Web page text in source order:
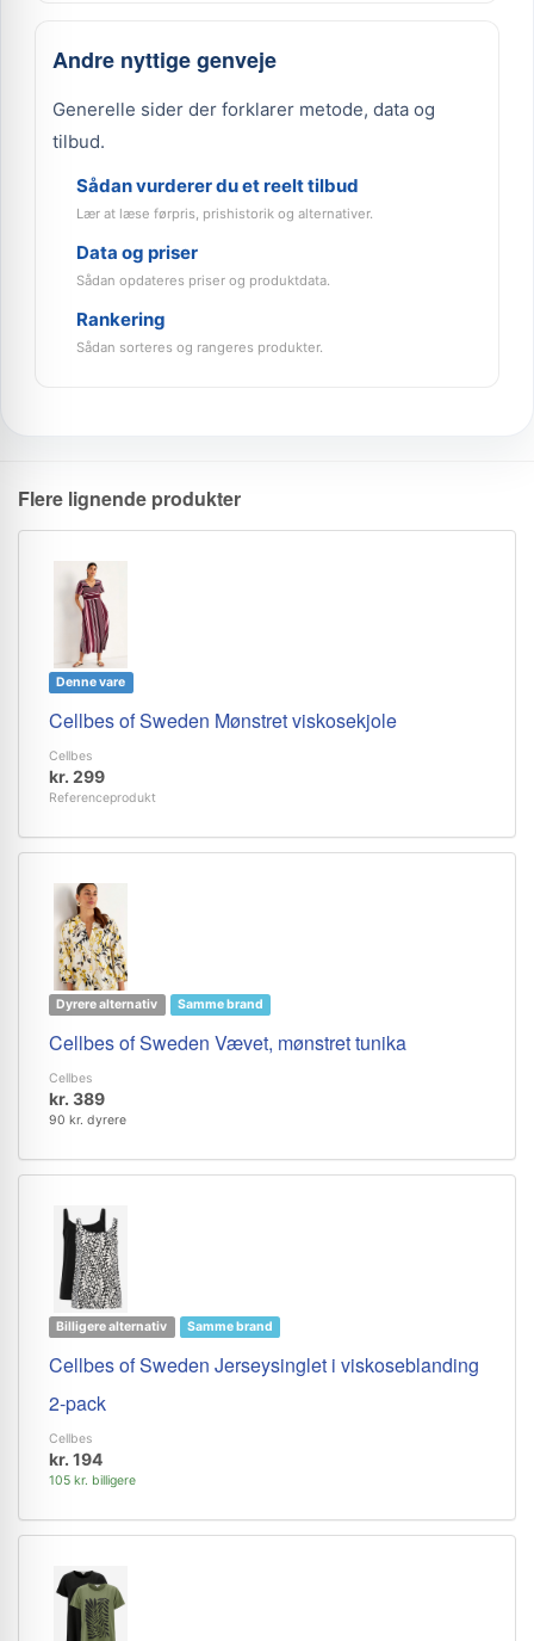
Andre nyttige genveje
Generelle sider der forklarer metode, data og
tilbud.
Sådan vurderer du et reelt tilbud
Lær at læse førpris, prishistorik og alternativer.
Data og priser
Sådan opdateres priser og produktdata.
Rankering
Sådan sorteres og rangeres produkter.
Flere lignende produkter
Denne vare
Cellbes of Sweden Mønstret viskosekjole
Cellbes
kr. 299
Referenceprodukt
Dyrere alternativ Samme brand
Cellbes of Sweden Vævet, mønstret tunika
Cellbes
kr. 389
90 kr. dyrere
Billigere alternativ Samme brand
Cellbes of Sweden Jerseysinglet i viskoseblanding
2-pack
Cellbes
kr. 194
105 kr. billigere